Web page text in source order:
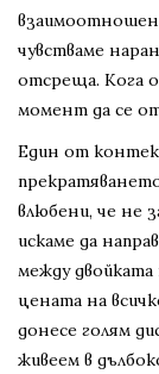
чувстваме
отсреща. Кога
момент да се
Един от
влюбени, че не
искаме да
между
цената на
донесе голям
живеем в